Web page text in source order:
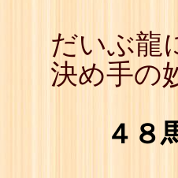
だいぶ龍
決め手の
４８